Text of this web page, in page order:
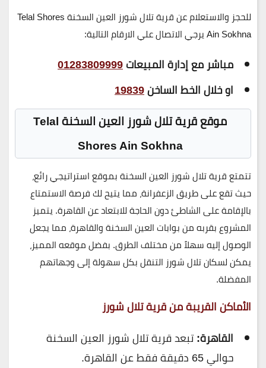
للحجز والاستعلام عن قرية تلال شورز العين السخنة Telal Shores
Ain Sokhna يرجي الاتصال علي الارقام التالية:
مباشر مع إدارة المبيعات01283809999
او خلال الخط الساخن19839
موقع قرية تلال شورز العين السخنة Telal
Shores Ain Sokhna
تتمتع قرية تلال شورز العين السخنة بموقع استراتيجي رائع،
حيث تقع على طريق الزعفرانة، مما يتيح لك فرصة الاستمتاع
بالإقامة على الشاطئ دون الحاجة للابتعاد عن القاهرة. يتميز
المشروع بقربه من بوابات العين السخنة والقاهرة، مما يجعل
الوصول إليه سهلاً من مختلف الطرق. بفضل موقعه المميز،
يمكن لسكان تلال شورز التنقل بكل سهولة إلى وجهاتهم
المفضلة.
الأماكن القريبة من قرية تلال شورز
القاهرة:تبعد قرية تلال شورز العين السخنة
حوالي 65 دقيقة فقط عن القاهرة.